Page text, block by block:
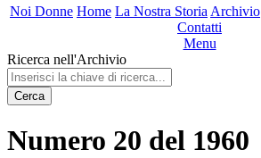
Noi Donne Home La Nostra Storia Archivio
Contatti
Menu
Ricerca nell'Archivio
Cerca
Numero 20 del 1960